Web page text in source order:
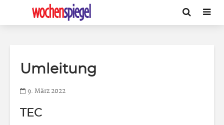
Umleitung
9. März 2022
TEC